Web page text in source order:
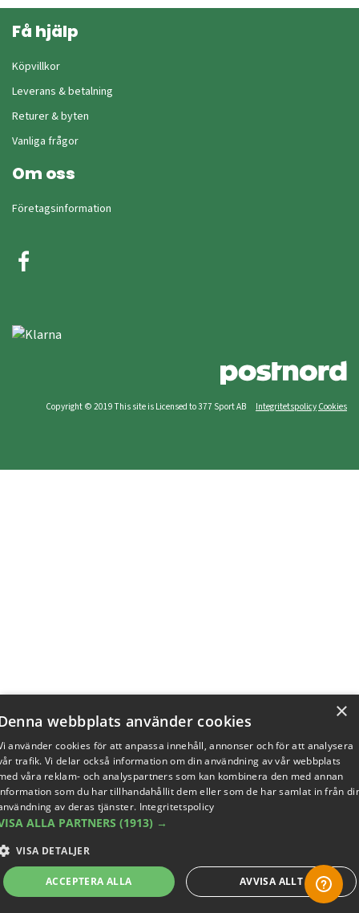
Få hjälp
Köpvillkor
Leverans & betalning
Returer & byten
Vanliga frågor
Om oss
Företagsinformation
Copyright © 2019 This site is Licensed to 377 Sport AB Integritetspolicy Cookies
×
webbplats använder cookies
använder cookies för att anpassa innehåll, annonser och för att analysera
trafik. Vi delar också information om din användning av vår webbplats
våra reklam- och analyspartners som kan kombinera den med annan
som du har tillhandahållit dem eller som de har samlat in från
av deras tjänster. Integritetspolicy
ALLA PARTNERS (1913) →
VISA DETALJER
ACCEPTERA ALLA AVVISA ALLT